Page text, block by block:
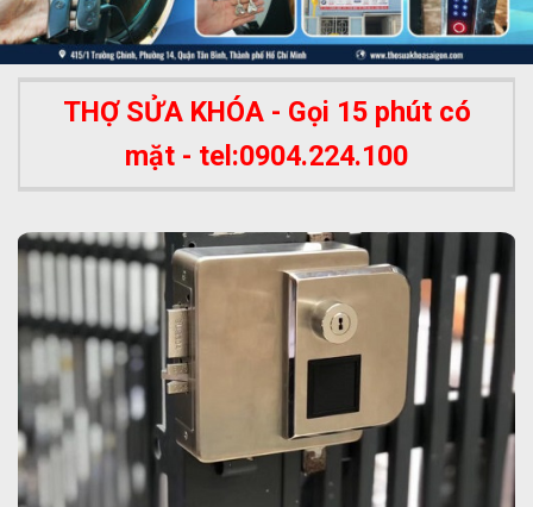
THỢ SỬA KHÓA - Gọi 15 phút có
mặt - tel:0904.224.100